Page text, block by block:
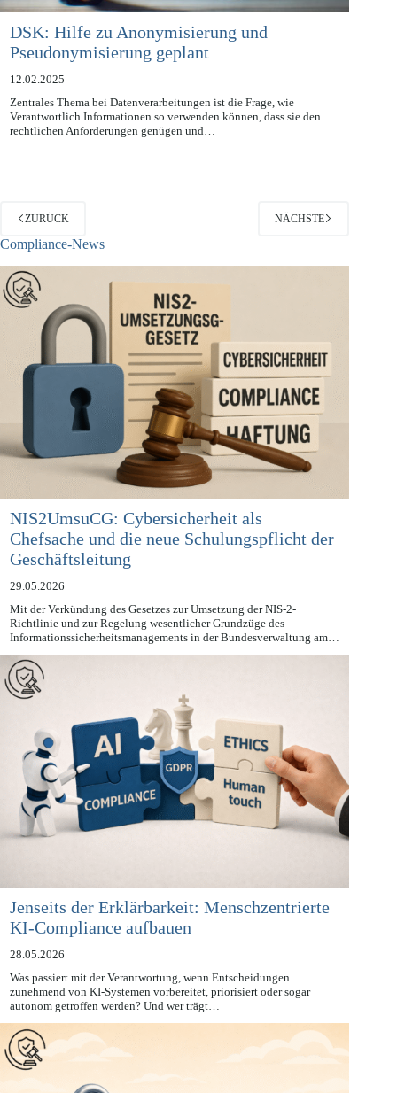
DSK: Hilfe zu Anonymisierung und
Pseudonymisierung geplant
12.02.2025
Zentrales Thema bei Datenverarbeitungen ist die Frage, wie
Verantwortlich Informationen so verwenden können, dass sie den
ZURÜCK
Compliance-News
NIS2UmsuCG: Cybersicherheit als
Chefsache und die neue Schulungspflicht der
Geschäftsleitung
29.05.2026
Mit der Verkündung des Gesetzes zur Umsetzung der NIS-2-
Richtlinie und zur Regelung wesentlicher Grundzüge des
Informationssicherheitsmanagements in der Bundesverwaltung am…
Jenseits der Erklärbarkeit: Menschzentrierte
KI-Compliance aufbauen
28.05.2026
Was passiert mit der Verantwortung, wenn Entscheidungen
zunehmend von KI-Systemen vorbereitet, priorisiert oder sogar
autonom getroffen werden? Und wer trägt…